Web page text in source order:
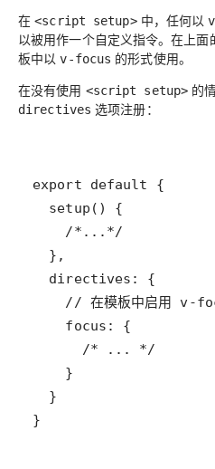
在<script setup>中，任何以v
以被用作一个自定义指令。在上面
板中以v-focus 的形式使用。
在没有使用 <script setup> 的
directives 选项注册：
}